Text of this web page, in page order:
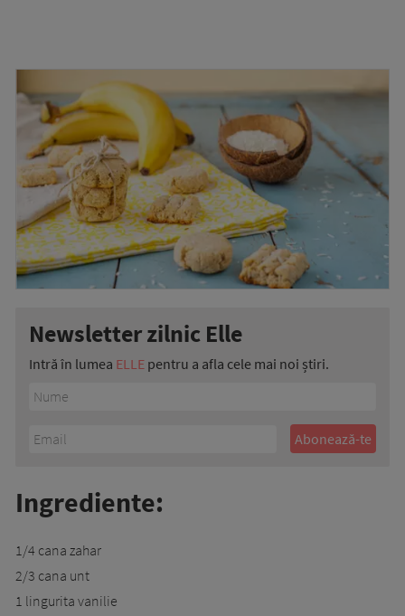
Newsletter zilnic Elle
Intră în lumea ELLE pentru a afla cele mai noi știri.
Ingrediente:
1/4 cana zahar
2/3 cana unt
1 lingurita vanilie